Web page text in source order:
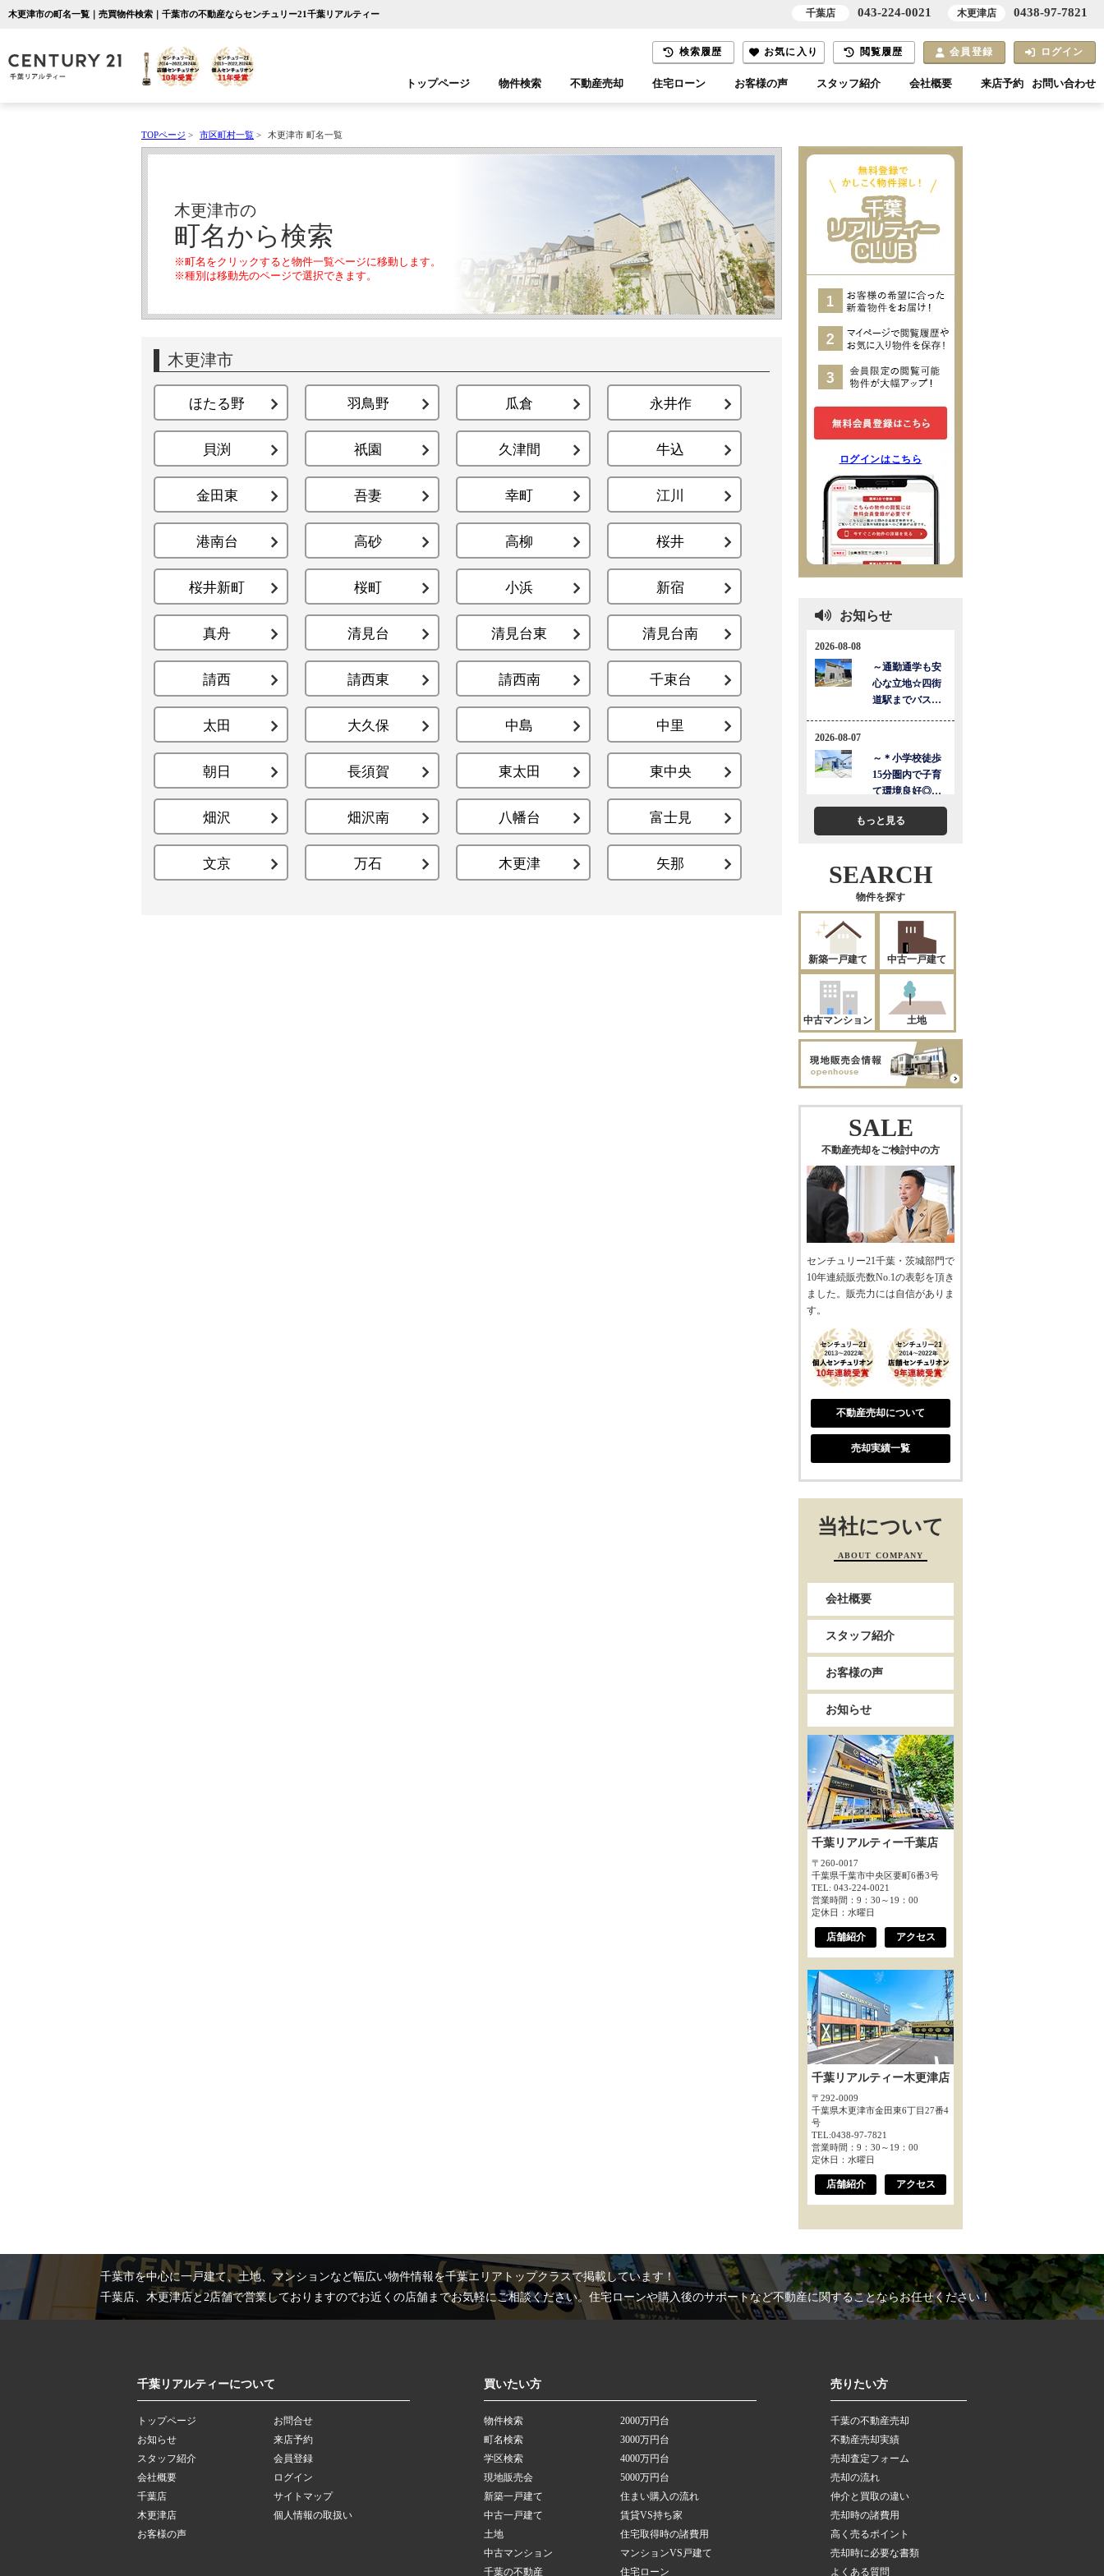
木更津市の町名一覧｜売買物件検索｜千葉市の不動産ならセンチュリー21千葉リアルティー
検索履歴 お気に入り 閲覧履歴 会員登録 ログイン
トップページ 物件検索 不動産売却 住宅ローン お客様の声 スタッフ紹介 会社概要 来店予約 お問い合わせ
TOPページ > 市区町村一覧 > 木更津市 町名一覧
木更津市の
町名から検索
※町名をクリックすると物件一覧ページに移動します。
※種別は移動先のページで選択できます。
木更津市
ほたる野 羽鳥野 瓜倉 永井作
貝渕 祇園 久津間 牛込
金田東 吾妻 幸町 江川
港南台 高砂 高柳 桜井
桜井新町 桜町 小浜 新宿
真舟 清見台 清見台東 清見台南
請西 請西東 請西南 千束台
太田 大久保 中島 中里
朝日 長須賀 東太田 東中央
畑沢 畑沢南 八幡台 富士見
文京 万石 木更津 矢那
ログインはこちら
お知らせ
もっと見る
SEARCH
物件を探す
新築一戸建て 中古一戸建て
中古マンション 土地
SALE
不動産売却をご検討中の方
センチュリー21千葉・茨城部門で
10年連続販売数No.1の表彰を頂き
ました。販売力には自信がありま
す。
不動産売却について
売却実績一覧
当社について
ABOUT COMPANY
会社概要
スタッフ紹介
お客様の声
お知らせ
千葉リアルティー千葉店
〒260-0017
千葉県千葉市中央区要町6番3号
TEL: 043-224-0021
営業時間：9：30～19：00
定休日：水曜日
店舗紹介 アクセス
千葉リアルティー木更津店
〒292-0009
千葉県木更津市金田東6丁目27番4
号
TEL:0438-97-7821
営業時間：9：30～19：00
定休日：水曜日
店舗紹介 アクセス
千葉市を中心に一戸建て、土地、マンションなど幅広い物件情報を千葉エリアトップクラスで掲載しています！
千葉店、木更津店と2店舗で営業しておりますのでお近くの店舗までお気軽にご相談ください。住宅ローンや購入後のサポートなど不動産に関することならお任せください！
千葉リアルティーについて
トップページ
お知らせ
スタッフ紹介
会社概要
千葉店
木更津店
お客様の声
お問合せ
来店予約
会員登録
ログイン
サイトマップ
個人情報の取扱い
買いたい方
物件検索
町名検索
学区検索
現地販売会
新築一戸建て
中古一戸建て
土地
中古マンション
千葉の不動産
2000万円台
3000万円台
4000万円台
5000万円台
住まい購入の流れ
賃貸VS持ち家
住宅取得時の諸費用
マンションVS戸建て
住宅ローン
売りたい方
千葉の不動産売却
不動産売却実績
売却査定フォーム
売却の流れ
仲介と買取の違い
売却時の諸費用
高く売るポイント
売却時に必要な書類
よくある質問
千葉店 043-224-0021 木更津店 0438-97-7821